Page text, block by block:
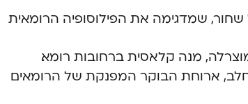
שמדגימה את הפילוסופיה הרומאית
מנה קלאסית ברחובות רומא.
ארוחת הבוקר המפנקת של הרומאים